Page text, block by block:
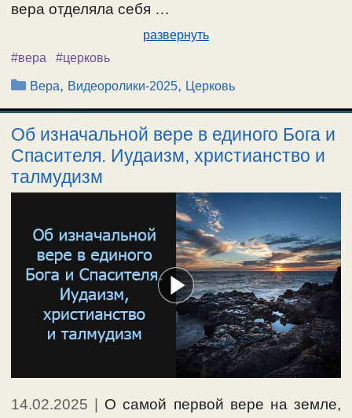
вера отделяла себя …
развернуть
#вера
#церковь
Рубрики
Вера, Видеоролики-2025, Церковь
Об изначальной вере в единого Бога и
Спасителя. Иудаизм, христианство и
талмудизм
14.02.2025 | О самой первой вере на земле,